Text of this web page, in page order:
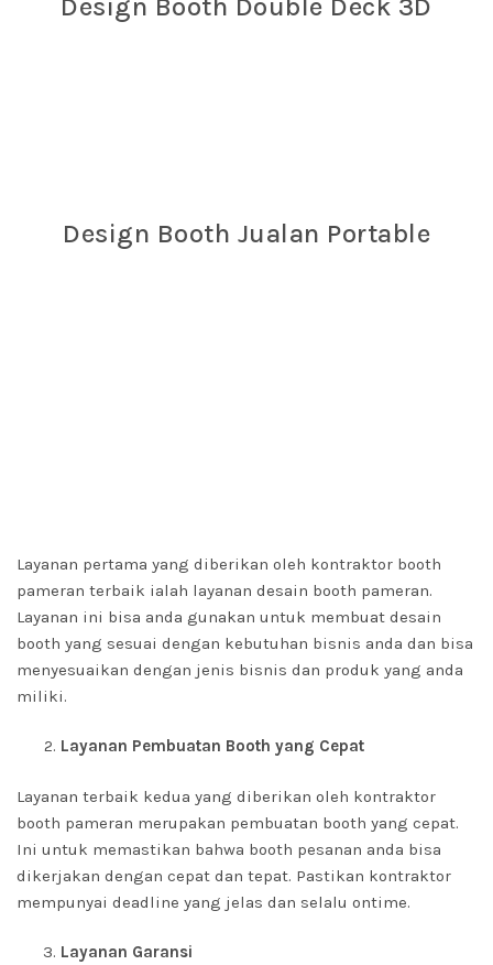
Design Booth Double Deck 3D
Design Booth Jualan Portable
Layanan pertama yang diberikan oleh kontraktor booth
pameran terbaik ialah layanan desain booth pameran.
Layanan ini bisa anda gunakan untuk membuat desain
booth yang sesuai dengan kebutuhan bisnis anda dan bisa
menyesuaikan dengan jenis bisnis dan produk yang anda
miliki.
Layanan Pembuatan Booth yang Cepat
Layanan terbaik kedua yang diberikan oleh kontraktor
booth pameran merupakan pembuatan booth yang cepat.
Ini untuk memastikan bahwa booth pesanan anda bisa
dikerjakan dengan cepat dan tepat. Pastikan kontraktor
mempunyai deadline yang jelas dan selalu ontime.
Layanan Garansi